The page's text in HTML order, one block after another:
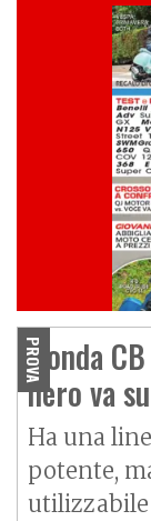
PROVA
Honda
nero va
Ha una
potente,